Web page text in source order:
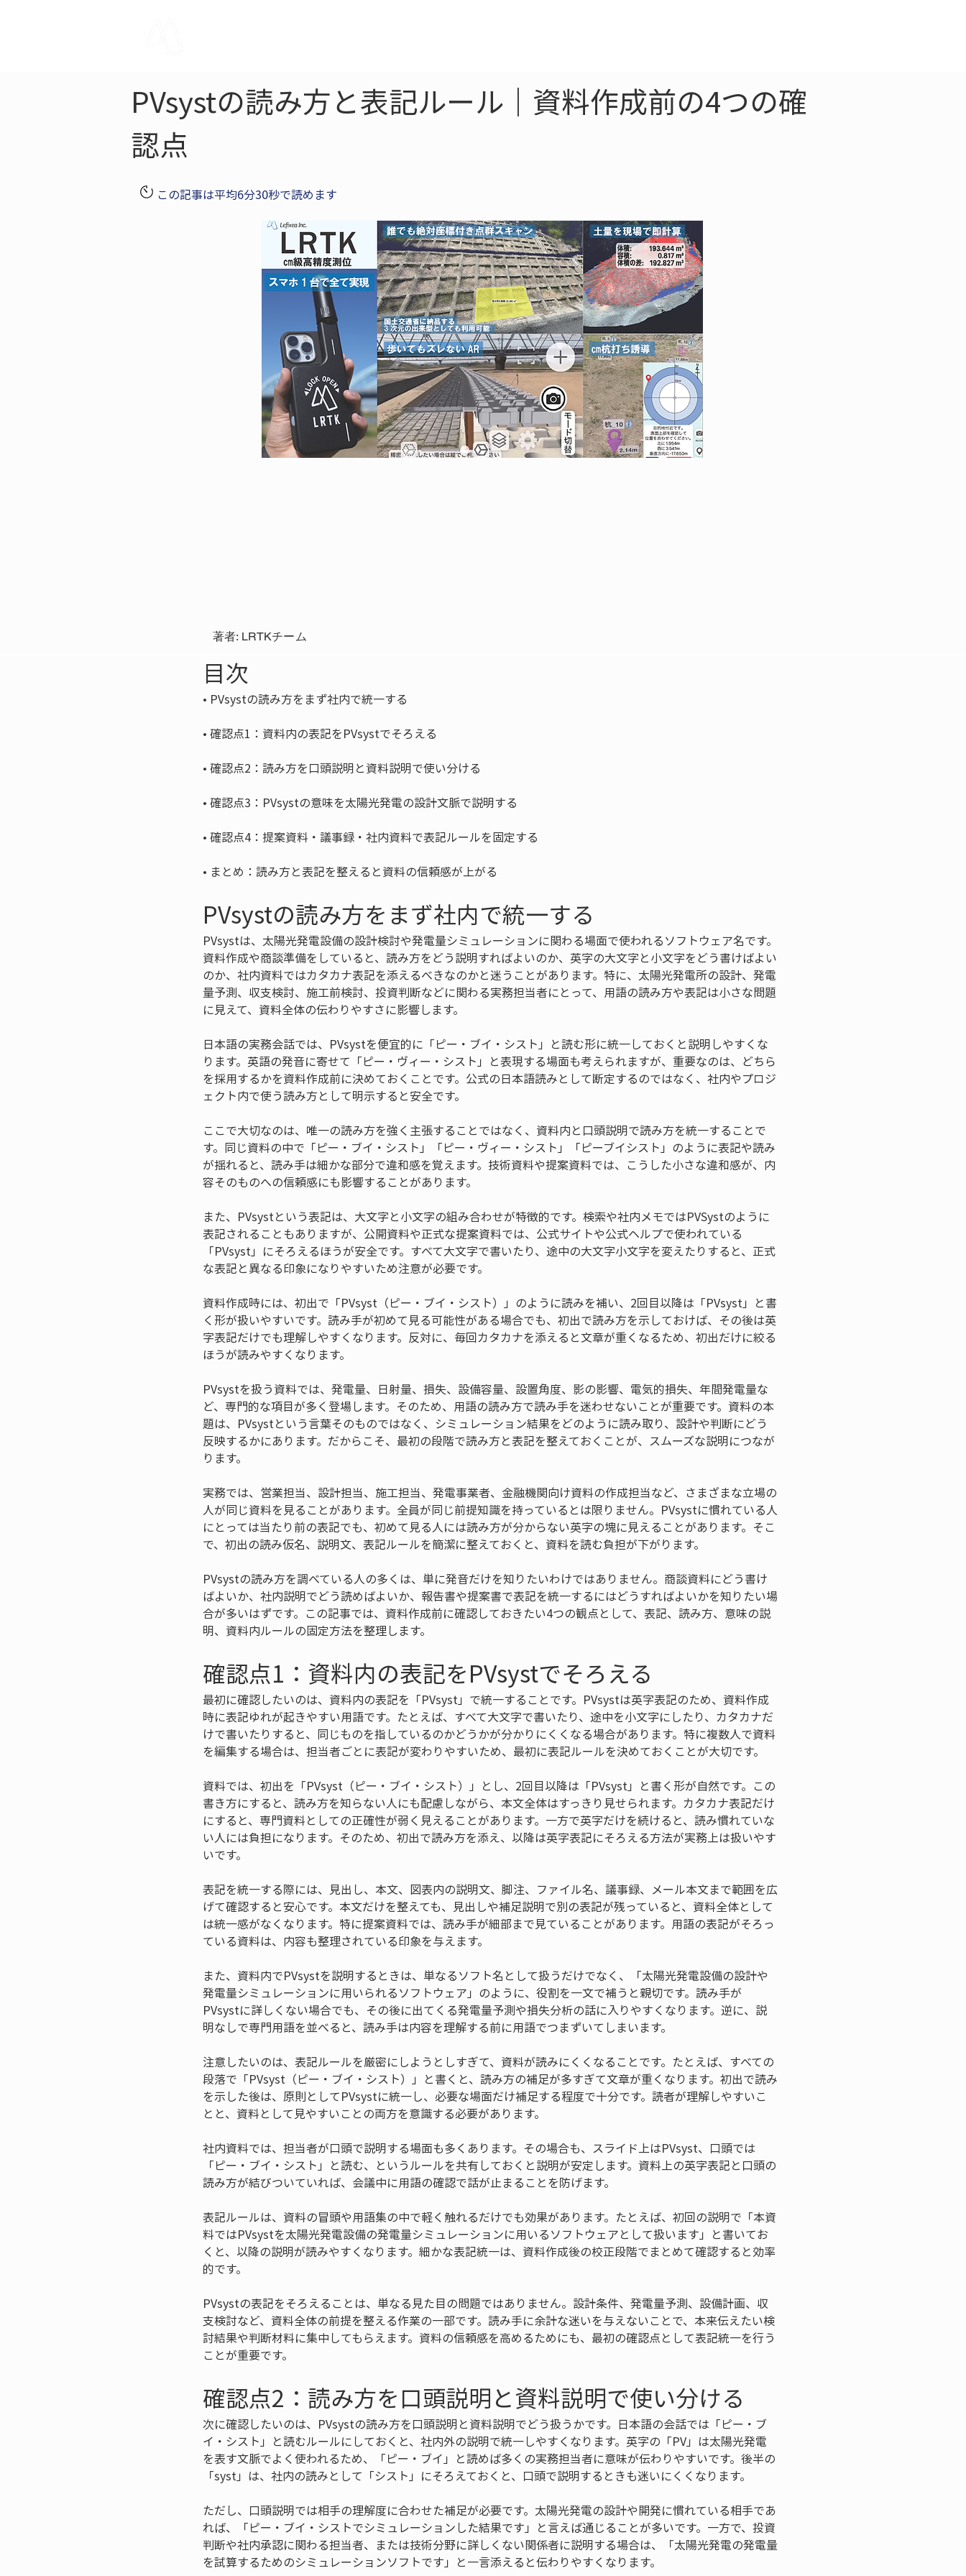
PVsystの読み方と表記ルール｜資料作成前の4つの確
認点
この記事は平均6分30秒で読めます
著者: LRTKチーム
目次
•
•
•
•
•
• まとめ：読み方と表記を整えると資料の信頼感が上がる
PVsystの読み方をまず社内で統一する
PVsystは、太陽光発電設備の設計検討や発電量シミュレーションに関わる場面で使われるソフトウェア名です。
資料作成や商談準備をしていると、読み方をどう説明すればよいのか、英字の大文字と小文字をどう書けばよい
のか、社内資料ではカタカナ表記を添えるべきなのかと迷うことがあります。特に、太陽光発電所の設計、発電
量予測、収支検討、施工前検討、投資判断などに関わる実務担当者にとって、用語の読み方や表記は小さな問題
に見えて、資料全体の伝わりやすさに影響します。
日本語の実務会話では、PVsystを便宜的に「ピー・ブイ・シスト」と読む形に統一しておくと説明しやすくな
ります。英語の発音に寄せて「ピー・ヴィー・シスト」と表現する場面も考えられますが、重要なのは、どちら
を採用するかを資料作成前に決めておくことです。公式の日本語読みとして断定するのではなく、社内やプロジ
ェクト内で使う読み方として明示すると安全です。
ここで大切なのは、唯一の読み方を強く主張することではなく、資料内と口頭説明で読み方を統一することで
す。同じ資料の中で「ピー・ブイ・シスト」「ピー・ヴィー・シスト」「ピーブイシスト」のように表記や読み
が揺れると、読み手は細かな部分で違和感を覚えます。技術資料や提案資料では、こうした小さな違和感が、内
容そのものへの信頼感にも影響することがあります。
また、PVsystという表記は、大文字と小文字の組み合わせが特徴的です。検索や社内メモではPVSystのように
表記されることもありますが、公開資料や正式な提案資料では、公式サイトや公式ヘルプで使われている
「PVsyst」にそろえるほうが安全です。すべて大文字で書いたり、途中の大文字小文字を変えたりすると、正式
な表記と異なる印象になりやすいため注意が必要です。
資料作成時には、初出で「PVsyst（ピー・ブイ・シスト）」のように読みを補い、2回目以降は「PVsyst」と書
く形が扱いやすいです。読み手が初めて見る可能性がある場合でも、初出で読み方を示しておけば、その後は英
字表記だけでも理解しやすくなります。反対に、毎回カタカナを添えると文章が重くなるため、初出だけに絞る
ほうが読みやすくなります。
PVsystを扱う資料では、発電量、日射量、損失、設備容量、設置角度、影の影響、電気的損失、年間発電量な
ど、専門的な項目が多く登場します。そのため、用語の読み方で読み手を迷わせないことが重要です。資料の本
題は、PVsystという言葉そのものではなく、シミュレーション結果をどのように読み取り、設計や判断にどう
反映するかにあります。だからこそ、最初の段階で読み方と表記を整えておくことが、スムーズな説明につなが
ります。
実務では、営業担当、設計担当、施工担当、発電事業者、金融機関向け資料の作成担当など、さまざまな立場の
人が同じ資料を見ることがあります。全員が同じ前提知識を持っているとは限りません。PVsystに慣れている人
にとっては当たり前の表記でも、初めて見る人には読み方が分からない英字の塊に見えることがあります。そこ
で、初出の読み仮名、説明文、表記ルールを簡潔に整えておくと、資料を読む負担が下がります。
PVsystの読み方を調べている人の多くは、単に発音だけを知りたいわけではありません。商談資料にどう書け
ばよいか、社内説明でどう読めばよいか、報告書や提案書で表記を統一するにはどうすればよいかを知りたい場
合が多いはずです。この記事では、資料作成前に確認しておきたい4つの観点として、表記、読み方、意味の説
明、資料内ルールの固定方法を整理します。
確認点1：資料内の表記をPVsystでそろえる
最初に確認したいのは、資料内の表記を「PVsyst」で統一することです。PVsystは英字表記のため、資料作成
時に表記ゆれが起きやすい用語です。たとえば、すべて大文字で書いたり、途中を小文字にしたり、カタカナだ
けで書いたりすると、同じものを指しているのかどうかが分かりにくくなる場合があります。特に複数人で資料
を編集する場合は、担当者ごとに表記が変わりやすいため、最初に表記ルールを決めておくことが大切です。
資料では、初出を「PVsyst（ピー・ブイ・シスト）」とし、2回目以降は「PVsyst」と書く形が自然です。この
書き方にすると、読み方を知らない人にも配慮しながら、本文全体はすっきり見せられます。カタカナ表記だけ
にすると、専門資料としての正確性が弱く見えることがあります。一方で英字だけを続けると、読み慣れていな
い人には負担になります。そのため、初出で読み方を添え、以降は英字表記にそろえる方法が実務上は扱いやす
いです。
表記を統一する際には、見出し、本文、図表内の説明文、脚注、ファイル名、議事録、メール本文まで範囲を広
げて確認すると安心です。本文だけを整えても、見出しや補足説明で別の表記が残っていると、資料全体として
は統一感がなくなります。特に提案資料では、読み手が細部まで見ていることがあります。用語の表記がそろっ
ている資料は、内容も整理されている印象を与えます。
また、資料内でPVsystを説明するときは、単なるソフト名として扱うだけでなく、「太陽光発電設備の設計や
発電量シミュレーションに用いられるソフトウェア」のように、役割を一文で補うと親切です。読み手が
PVsystに詳しくない場合でも、その後に出てくる発電量予測や損失分析の話に入りやすくなります。逆に、説
明なしで専門用語を並べると、読み手は内容を理解する前に用語でつまずいてしまいます。
注意したいのは、表記ルールを厳密にしようとしすぎて、資料が読みにくくなることです。たとえば、すべての
段落で「PVsyst（ピー・ブイ・シスト）」と書くと、読み方の補足が多すぎて文章が重くなります。初出で読み
を示した後は、原則としてPVsystに統一し、必要な場面だけ補足する程度で十分です。読者が理解しやすいこ
とと、資料として見やすいことの両方を意識する必要があります。
社内資料では、担当者が口頭で説明する場面も多くあります。その場合も、スライド上はPVsyst、口頭では
「ピー・ブイ・シスト」と読む、というルールを共有しておくと説明が安定します。資料上の英字表記と口頭の
読み方が結びついていれば、会議中に用語の確認で話が止まることを防げます。
表記ルールは、資料の冒頭や用語集の中で軽く触れるだけでも効果があります。たとえば、初回の説明で「本資
料ではPVsystを太陽光発電設備の発電量シミュレーションに用いるソフトウェアとして扱います」と書いてお
くと、以降の説明が読みやすくなります。細かな表記統一は、資料作成後の校正段階でまとめて確認すると効率
的です。
PVsystの表記をそろえることは、単なる見た目の問題ではありません。設計条件、発電量予測、設備計画、収
支検討など、資料全体の前提を整える作業の一部です。読み手に余計な迷いを与えないことで、本来伝えたい検
討結果や判断材料に集中してもらえます。資料の信頼感を高めるためにも、最初の確認点として表記統一を行う
ことが重要です。
確認点2：読み方を口頭説明と資料説明で使い分ける
次に確認したいのは、PVsystの読み方を口頭説明と資料説明でどう扱うかです。日本語の会話では「ピー・ブ
イ・シスト」と読むルールにしておくと、社内外の説明で統一しやすくなります。英字の「PV」は太陽光発電
を表す文脈でよく使われるため、「ピー・ブイ」と読めば多くの実務担当者に意味が伝わりやすいです。後半の
「syst」は、社内の読みとして「シスト」にそろえておくと、口頭で説明するときも迷いにくくなります。
ただし、口頭説明では相手の理解度に合わせた補足が必要です。太陽光発電の設計や開発に慣れている相手であ
れば、「ピー・ブイ・シストでシミュレーションした結果です」と言えば通じることが多いです。一方で、投資
判断や社内承認に関わる担当者、または技術分野に詳しくない関係者に説明する場合は、「太陽光発電の発電量
を試算するためのシミュレーションソフトです」と一言添えると伝わりやすくなります。